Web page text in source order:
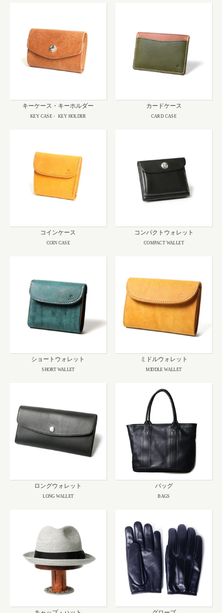
キーケース・キーホルダー
KEY CASE・ KEY HOLDER
カードケース
CARD CASE
コインケース
COIN CASE
コンパクトウォレット
COMPACT WALLET
ショートウォレット
SHORT WALLET
ミドルウォレット
MIDDLE WALLET
ロングウォレット
LONG WALLET
バッグ
BAGS